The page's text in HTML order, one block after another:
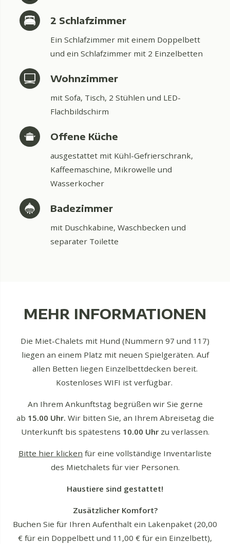
2 Schlafzimmer
Ein Schlafzimmer mit einem Doppelbett
und ein Schlafzimmer mit 2 Einzelbetten
Wohnzimmer
mit Sofa, Tisch, 2 Stühlen und LED-
Flachbildschirm
Offene Küche
ausgestattet mit Kühl-Gefrierschrank,
Kaffeemaschine, Mikrowelle und
Wasserkocher
Badezimmer
mit Duschkabine, Waschbecken und
separater Toilette
MEHR INFORMATIONEN
Die Miet-Chalets mit Hund (Nummern 97 und 117)
liegen an einem Platz mit neuen Spielgeräten. Auf
allen Betten liegen Einzelbettdecken bereit.
Kostenloses WIFI ist verfügbar.
An Ihrem Ankunftstag begrüßen wir Sie gerne
ab 15.00 Uhr. Wir bitten Sie, an Ihrem Abreisetag die
Unterkunft bis spätestens 10.00 Uhrzu verlassen.
Bitte hier klicken für eine vollständige Inventarliste
des Mietchalets für vier Personen.
Haustiere sind gestattet!
Zusätzlicher Komfort?
Buchen Sie für Ihren Aufenthalt ein Lakenpaket (20,00
€ für ein Doppelbett und 11,00 € für ein Einzelbett),